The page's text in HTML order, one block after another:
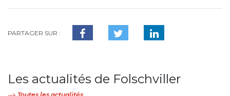
PARTAGER SUR :
Les actualités de Folschviller